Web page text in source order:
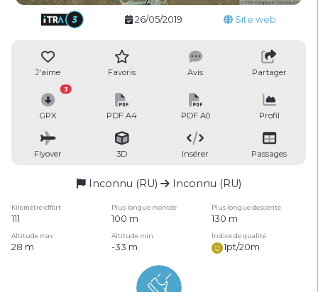
26/05/2019 Site web
J'aime Favoris Avis Partager
GPX
3
PDF A4 PDF A0 Profil
Flyover 3D Insérer Passages
Inconnu (RU) Inconnu (RU)
Kilomètre effort Plus longue montée Plus longue descente
111 100 m 130 m
Altitude max Altitude min Indice de qualité
28 m -33 m 1pt/20m